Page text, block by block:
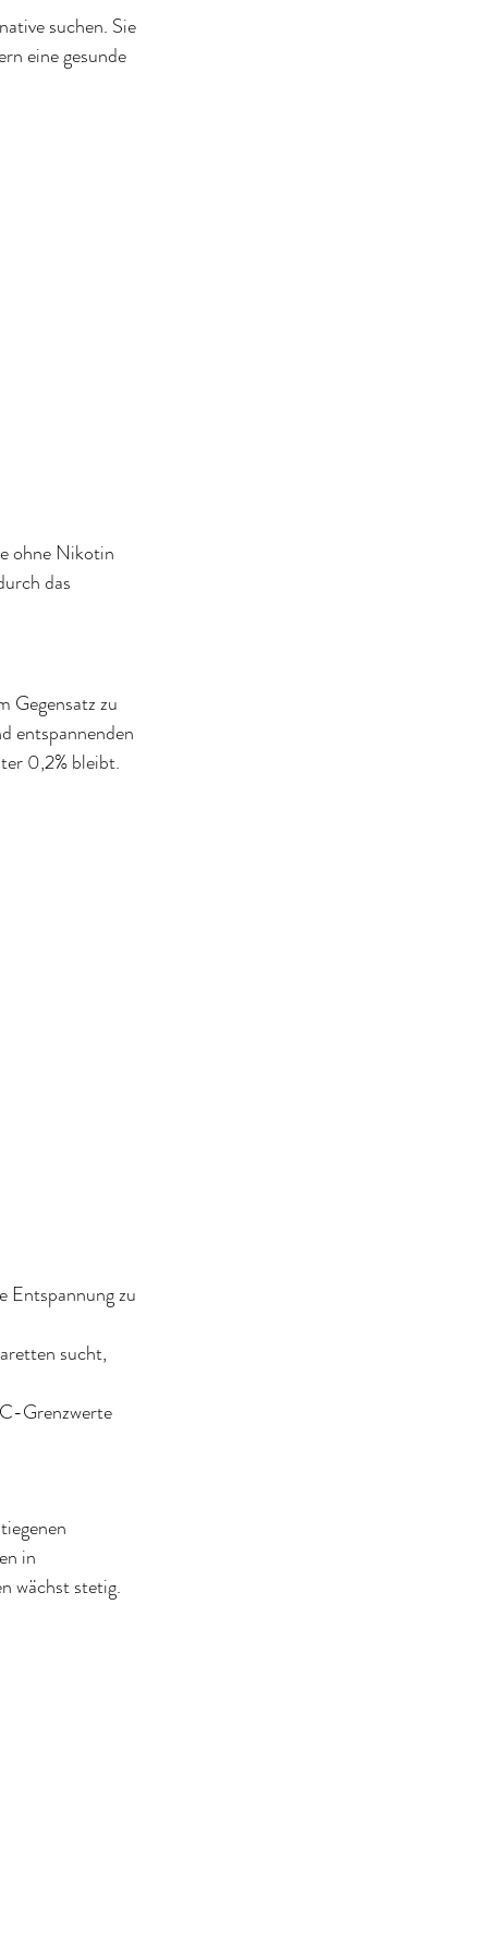
suchen. Sie
eine gesunde
ohne Nikotin
das
Gegensatz zu
entspannenden
0,2% bleibt.
Entspannung zu
sucht,
Grenzwerte
in
wächst stetig.